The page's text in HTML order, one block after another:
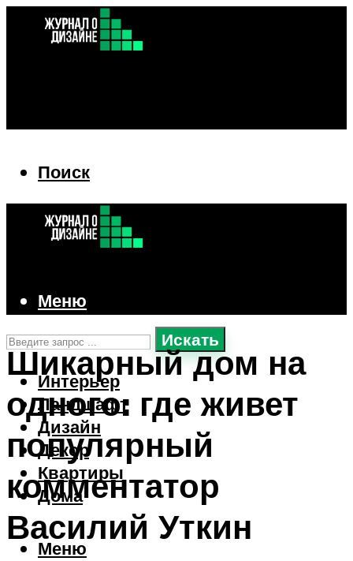
Поиск
Искать
Интерьер
Ландшафт
Дизайн
Декор
Квартиры
Дома
Меню
Меню
Шикарный дом на
одного: где живет
популярный
комментатор
Василий Уткин